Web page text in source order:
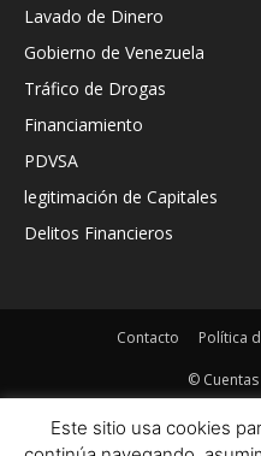
Lavado de Dinero
Gobierno de Venezuela
Tráfico de Drogas
Financiamiento
PDVSA
legitimación de Capitales
Delitos Financieros
Contacto Política
©
Este sitio usa cookies